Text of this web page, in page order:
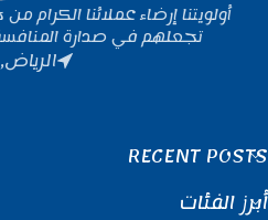
أولويتنا إرضاء عملائنا
تجعلهم في صدارة
RECENT POSTS
أبرز الفئات